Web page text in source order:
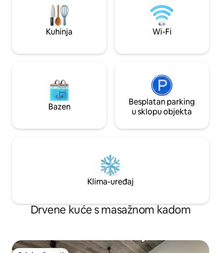
perilica/sušilica • Traeger roštilj za pušače
hektara • Besplatan parking • Besplatan
najam kajaka/SUP-A/kanua • 10 minuta
minuta do skijanja
Snowbasina i
Valley Marketa.
plovidbu,
nezaboravno
Kuhinja Wi-Fi
Bazen
Besplatan parking
u sklopu objekta
Klima-uređaj
Drvene kuće s masažnom kadom